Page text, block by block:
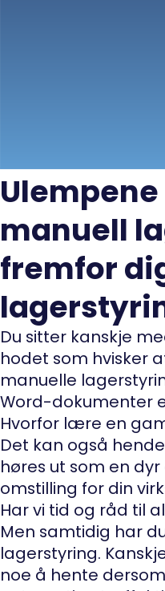
manuell
fremfor
Du sitter kanskje
hodet som hvisker
manuelle
Word-dokumenter
Hvorfor lære en
Det kan også
høres ut som en
omstilling for din
Har vi tid og råd til
Men samtidig har
lagerstyring.
noe å hente